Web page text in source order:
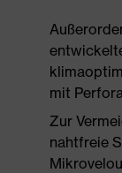
mit
Zur
nahtfreie